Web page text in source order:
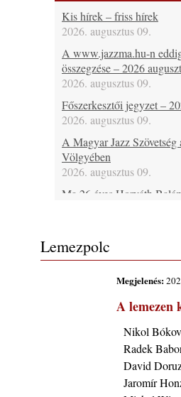
Kis hírek – friss hírek
2026. augusztus 09.
A www.jazzma.hu-n
összegzése – 2026
2026. augusztus 09.
Főszerkesztői jegyzet –
2026. augusztus 09.
A Magyar Jazz Szövetség
Völgyében
2026. augusztus 09.
Ma 26 éves Horváth
éves Malecz Attila, 80
75 éves Hugh Ragin
Ma lenne 100 éves Bill
2026. augusztus 09.
Ma 55 éve halt meg Len
2026. augusztus 09.
Ezen a napon –
2026. augusztus 09.
Lemezpolc
Megjelenés:
A lemezen
Nikol
Radek
David
Jaromír